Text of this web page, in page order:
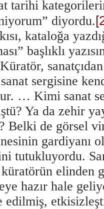
tarihi
diyordu.
kataloğa
başlıklı
sergisine
… Kimi sanat
Ya da zehir
Belki de görsel
gardiyanı
tutukluyordu.
küratörün elinden
hazır hale
edilmiş,